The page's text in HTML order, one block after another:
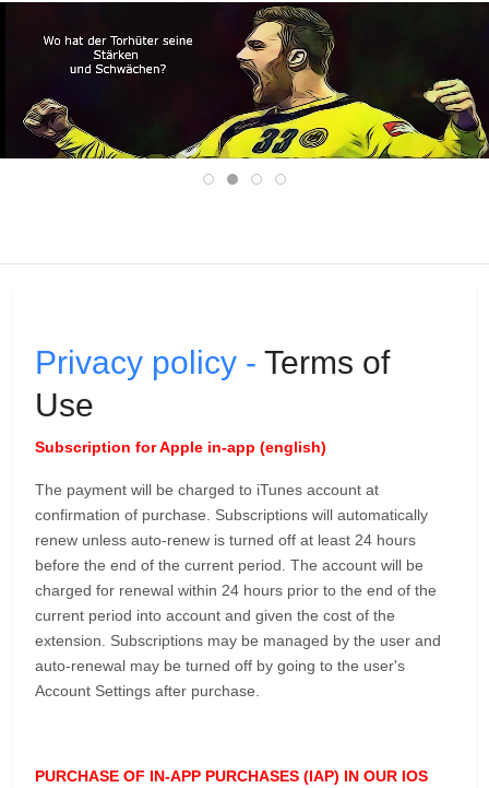
Privacy policy - Terms of
Use
Subscription for Apple in-app (english)
The payment will be charged to iTunes account at
confirmation of purchase. Subscriptions will automatically
renew unless auto-renew is turned off at least 24 hours
before the end of the current period. The account will be
charged for renewal within 24 hours prior to the end of the
current period into account and given the cost of the
extension. Subscriptions may be managed by the user and
auto-renewal may be turned off by going to the user's
Account Settings after purchase.
PURCHASE OF IN-APP PURCHASES (IAP) IN OUR IOS